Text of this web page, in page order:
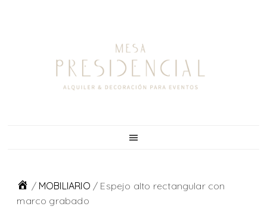
/ MOBILIARIO / Espejo alto rectangular con
marco grabado